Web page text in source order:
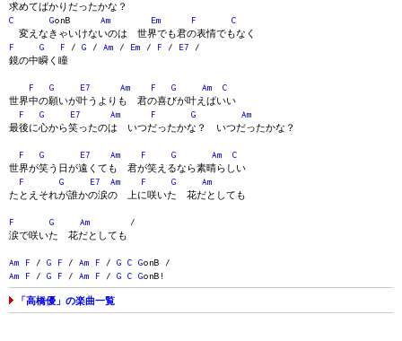
求めてばかりだったかな？
C
GonB Am Em F
C
変えなきゃいけないのは 世界でも君の表情でもなく
F
G F / G / Am / Em / F / E7 /
鏡の中瞬く瞳
F G E7 Am F G Am
C
世界中の願いが叶うよりも 君の喜びが叶えばいい
F
G E7 Am F G
Am
最後に心から笑ったのは いつだったかな？ いつだったかな？
F G E7 Am F G Am
C
世界が笑う日が遠くても 君が笑えるなら素晴らしい
F
G E7 Am F G
Am
たとえそれが誰かの涙の 上に咲いた 花だとしても
F G Am /
涙で咲いた 花だとしても
Am F / G F / Am F / G C GonB /
Am
F / G F / Am F / G C GonB!
「高橋優」の楽曲一覧